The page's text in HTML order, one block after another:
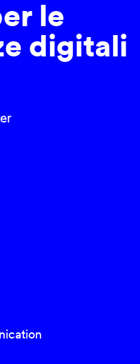
le
digitali